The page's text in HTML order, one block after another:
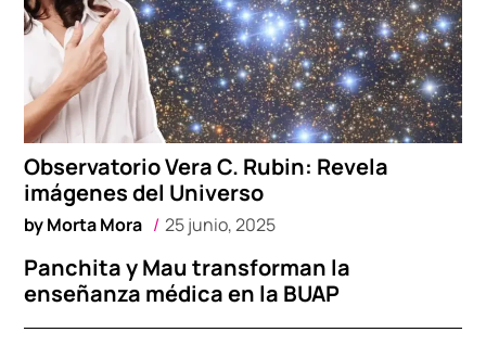
Observatorio Vera C. Rubin: Revela
imágenes del Universo
byMorta Mora 25 junio, 2025
Panchita y Mau transforman la
enseñanza médica en la BUAP